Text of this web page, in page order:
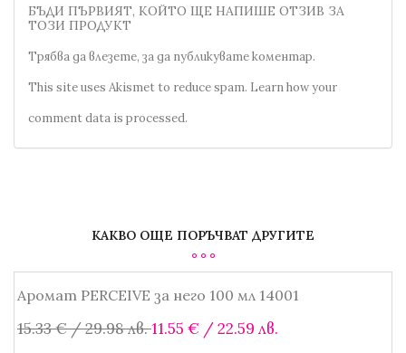
БЪДИ ПЪРВИЯТ, КОЙТО ЩЕ НАПИШЕ ОТЗИВ ЗА
ТОЗИ ПРОДУКТ
Трябва давлезете, за да публикувате коментар.
This site uses Akismet to reduce spam. Learn how your
comment data is processed.
КАКВО ОЩЕ ПОРЪЧВАТ ДРУГИТЕ
Аромат PERCEIVE за него 100 мл 14001
15.33€/ 29.98 лв.Original
11.55 € / 22.59 лв.